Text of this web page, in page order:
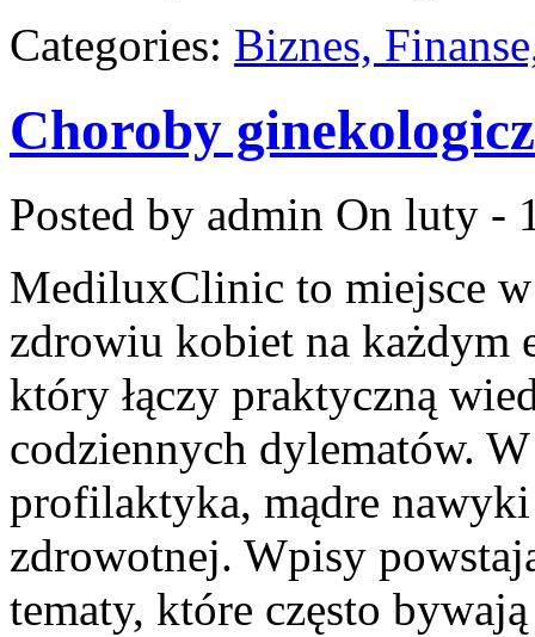
Categories: Biznes,
Choroby
Posted by admin On luty -
MediluxClinic to miejsce
zdrowiu kobiet na każdym
który łączy praktyczną
codziennych dylematów.
profilaktyka, mądre
zdrowotnej. Wpisy
tematy, które często bywają